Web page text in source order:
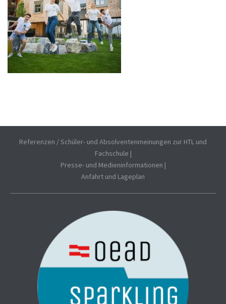
Referenzen / Schüler- und Absolventenmeinungen zur HTL und
Fachschule |
Presse- und Medieninformationen |
Anfahrt und Lageplan